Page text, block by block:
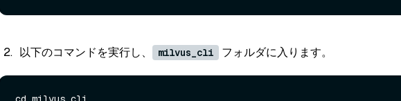
以下のコマンドを実行し、 milvus_cli フォルダに入ります。